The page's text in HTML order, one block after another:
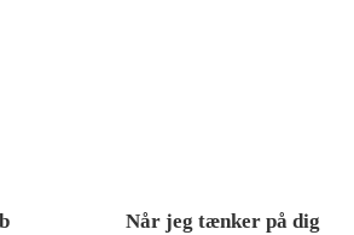
Når jeg tænker på dig